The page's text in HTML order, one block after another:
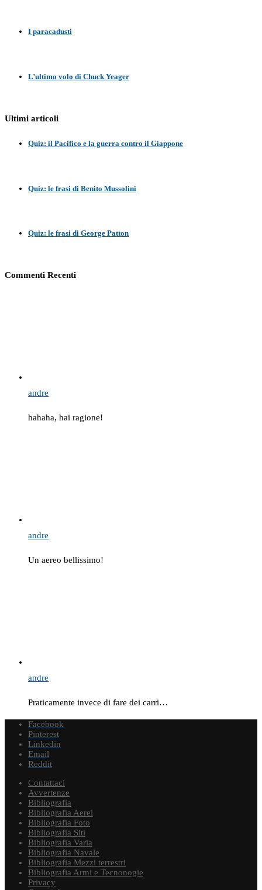
I paracadusti
L’ultimo volo di Chuck Yeager
Ultimi articoli
Quiz: il Pacifico e la guerra contro il Giappone
Quiz: le frasi di Benito Mussolini
Quiz: le frasi di George Patton
Commenti Recenti
andre
hahaha, hai ragione!
andre
Un aereo bellissimo!
andre
Praticamente invece di fare dei carri…
Facebook
Pinterest
Linkedin
Email
Reddit
Contattaci
Avvertenze
Bibliografia
Bibliografia Aerei
Bibliografia Foto
Bibliografia Siti
Bibliografia Varia
Bibliografia Navale
Bibliografia Mezzi terrestri
Bibliografia Armi e Tecnonogie
Privacy